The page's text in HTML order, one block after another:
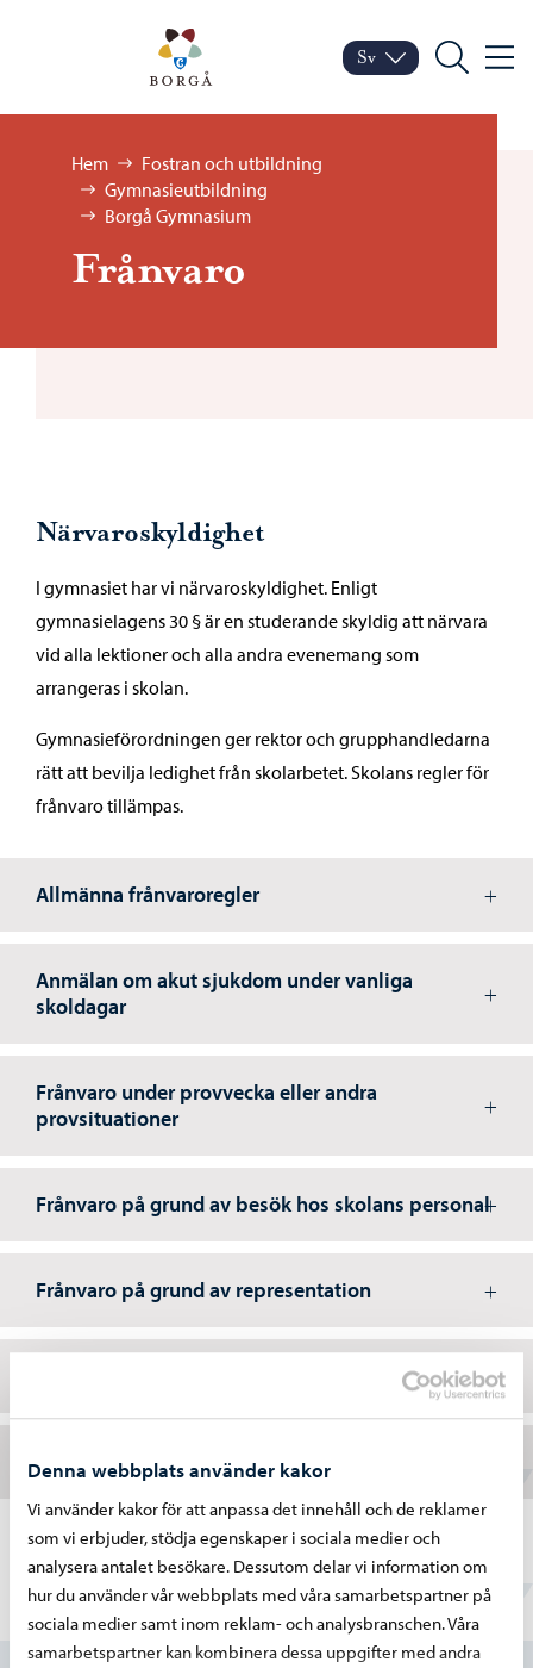
Denna webbplats använder kakor
Vi använder kakor för att anpassa det innehåll och de reklamer
som vi erbjuder, stödja egenskaper i sociala medier och
analysera antalet besökare. Dessutom delar vi information om
hur du använder vår webbplats med våra samarbetspartner på
sociala medier samt inom reklam- och analysbranschen. Våra
samarbetspartner kan kombinera dessa uppgifter med andra
Porvoo – Gå till
Byt språk
Nuvarande språk:
Sv
Sök Meny
Bläddra:
Hem
Fostran och utbildning
Gymnasieutbildning
Borgå Gymnasium
Frånvaro
Närvaroskyldighet
I gymnasiet har vi närvaroskyldighet. Enligt
gymnasielagens 30 § är en studerande skyldig att närvara
vid alla lektioner och alla andra evenemang som
arrangeras i skolan.
Gymnasieförordningen ger rektor och grupphandledarna
rätt att bevilja ledighet från skolarbetet. Skolans regler för
frånvaro tillämpas.
Allmänna frånvaroregler
Anmälan om akut sjukdom under vanliga
skoldagar
Frånvaro under provvecka eller andra
provsituationer
Frånvaro på grund av besök hos skolans personal
Frånvaro på grund av representation
Förseningar
Hittade du vad du sökte?